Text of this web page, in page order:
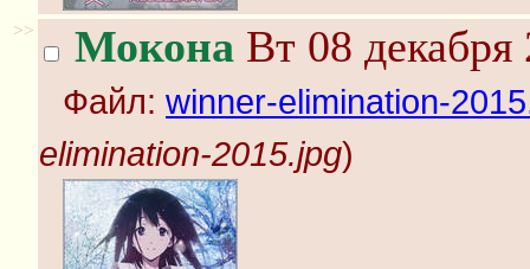
>> Мокона Вт 08
Файл: winner-elimination-
elimination-2015.jpg)